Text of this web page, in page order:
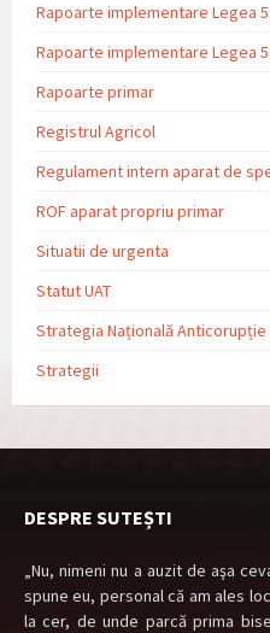
Rapoarte implementare Legea
Rapoarte implementare Legea
Rapoarte primar
Registrul Agricol
Regulament intern aparat de
ROF aparat propriu primar
Situatii de urgenta
Statut UAT
Strategia Națională Anticorupție
Strategii
DESPRE SUTEȘTI
„Nu, nimeni nu a auzit de aşa
spune eu, personal că am ales
la cer, de unde parcă prima